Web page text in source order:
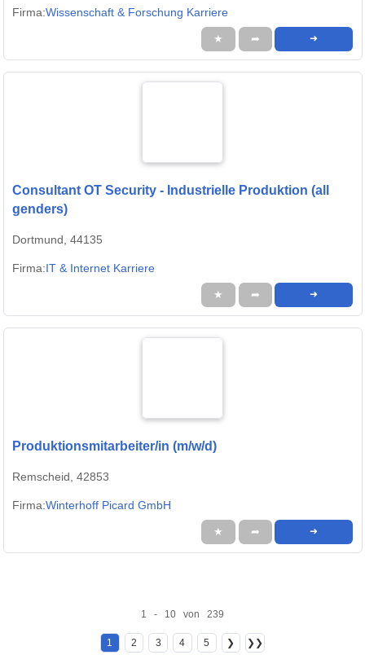
Firma:Wissenschaft & Forschung Karriere
★ ➦ ➜
Consultant OT Security - Industrielle Produktion (all
genders)
Dortmund, 44135
Firma:IT & Internet Karriere
★ ➦ ➜
Produktionsmitarbeiter/in (m/w/d)
Remscheid, 42853
Firma:Winterhoff Picard GmbH
★ ➦ ➜
1 - 10 von 239
1 2 3 4 5 ❯ ❯❯